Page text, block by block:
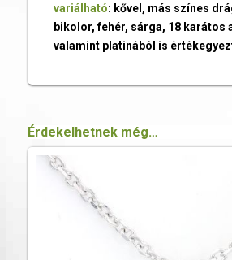
variálható: kővel, más színes
bikolor, fehér, sárga, 18 karátos
valamint platinából is
Érdekelhetnek még…